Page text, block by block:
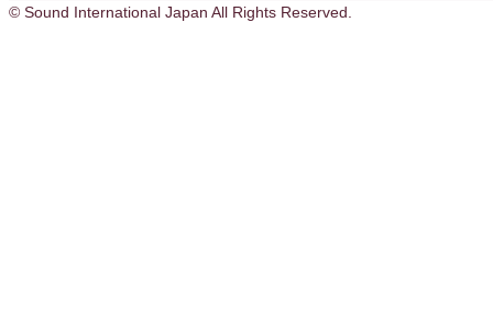
© Sound International Japan All Rights Reserved.